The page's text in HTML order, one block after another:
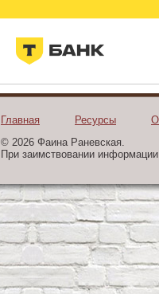
Главная Ресурсы
© 2026 Фаина Раневская.
При заимствовании